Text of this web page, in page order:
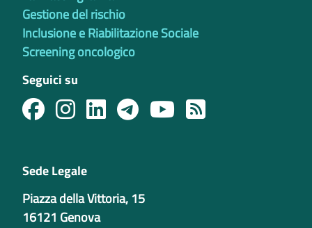
Gestione del rischio
Inclusione e Riabilitazione Sociale
Screening oncologico
Seguici su
Sede Legale
Piazza della Vittoria, 15
16121 Genova